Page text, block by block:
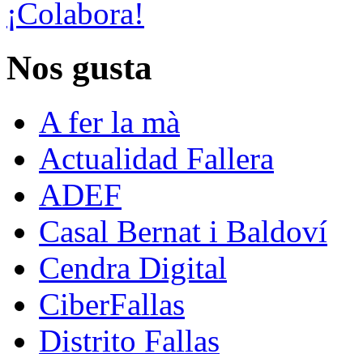
¡Colabora!
Nos gusta
A fer la mà
Actualidad Fallera
ADEF
Casal Bernat i Baldoví
Cendra Digital
CiberFallas
Distrito Fallas